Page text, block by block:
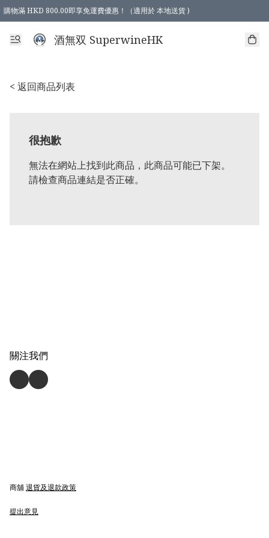
購物滿 HKD 800.00即享免運費優惠！（適用於 本地送貨 )
酒無双 SuperwineHK
< 返回商品列表
很抱歉
無法在網站上找到此商品，此商品可能已下架。
請檢查商品連結是否正確。
關注我們
商舖退貨及退款政策
提出意見